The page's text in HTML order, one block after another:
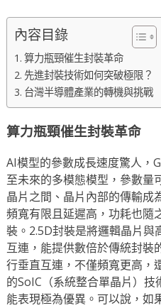
內容目錄
算力瓶頸催生封裝革命
先進封裝技術如何突破極限？
台灣半導體產業的轉機與挑戰
算力瓶頸催生封裝革命
AI模型的參數成長速度驚人，
至未來的多模態模型，參數量
晶片之間、晶片內部的傳輸成
頻寬有限且延遲高，功耗也隨
裝。2.5D封裝是將邏輯晶片
互連，能提供數倍於傳統封裝
行垂直互連，不僅頻寬更高，
的SoIC（系統整合單晶片）
能表現極為優異。可以說，如